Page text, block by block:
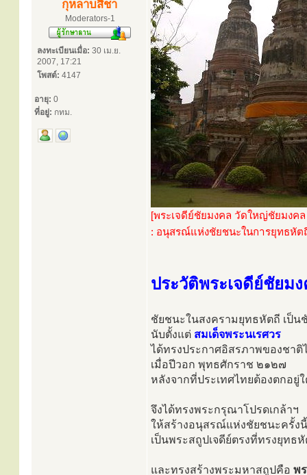
กุหลาบสีชา
Moderators-1
ลงทะเบียนเมื่อ: 30 เม.ย.
2007, 17:21
โพสต์: 4147
อายุ: 0
ที่อยู่: กทม.
[พระเจดีย์ชัยมงคล วัดใหญ่ชัยมงคล
: อนุสรณ์แห่งชัยชนะในการยุทธหัต
ประวัติพระเจดีย์ชัยม
ชัยชนะในสงครามยุทธหัตถี เป็
นับตั้งแต่ สมเด็จพระนเรศวร
ได้ทรงประกาศอิสรภาพของชาติ
เมื่อปีวอก พุทธศักราช ๒๑๒๗
หลังจากที่ประเทศไทยต้องตกอยู่
จึงได้ทรงพระกรุณาโปรดเกล้าฯ
ให้สร้างอนุสรณ์แห่งชัยชนะครั้ง
เป็นพระสถูปเจดีย์ตรงที่ทรงยุทธ
และทรงสร้างพระมหาสถูปคือ พ